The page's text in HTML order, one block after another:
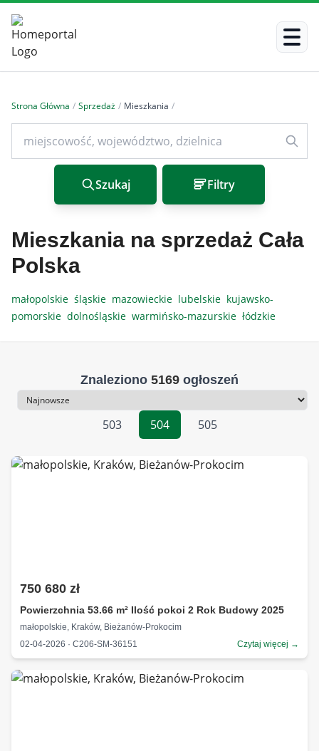
Strona Główna / Sprzedaż / Mieszkania /
Szukaj Filtry
Mieszkania na sprzedaż Cała
Polska
małopolskie śląskie mazowieckie lubelskie kujawsko-
pomorskie dolnośląskie warmińsko-mazurskie łódzkie
Znaleziono 5169 ogłoszeń
Sortowanie
503
504 505
750 680 zł
Powierzchnia 53.66 m² Ilość pokoi 2 Rok Budowy 2025
małopolskie, Kraków, Bieżanów-Prokocim
02-04-2026 · C206-SM-36151
Czytaj więcej →